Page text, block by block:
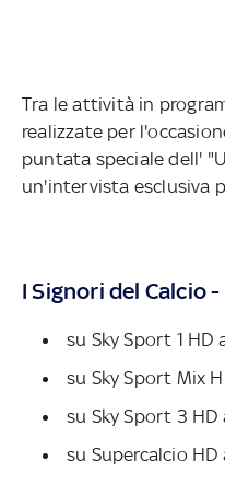
Tra le attività in
realizzate per
puntata speciale dell'
un'intervista esclusiva
I Signori del Calcio
su Sky Sport 1 HD
su Sky Sport Mix
su Sky Sport 3 HD
su Supercalcio HD